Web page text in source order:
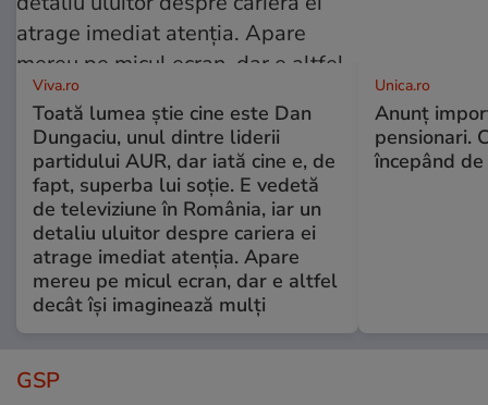
Viva.ro
Toată lumea știe cine este Dan
Dungaciu, unul dintre liderii
partidului AUR, dar iată cine e, de
fapt, superba lui soție. E vedetă
de televiziune în România, iar un
detaliu uluitor despre cariera ei
atrage imediat atenția. Apare
mereu pe micul ecran, dar e altfel
decât își imaginează mulți
Unica.ro
Anunț
pensionari.
începând
GSP